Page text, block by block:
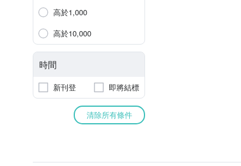
高於1,000
高於10,000
時間
新刊登 即將結標
清除所有條件